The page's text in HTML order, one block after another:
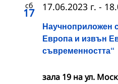
сб
17
Научноприложен
Европа и извън
съвременността“
17.06.2023 г. -
зала 19 на ул.